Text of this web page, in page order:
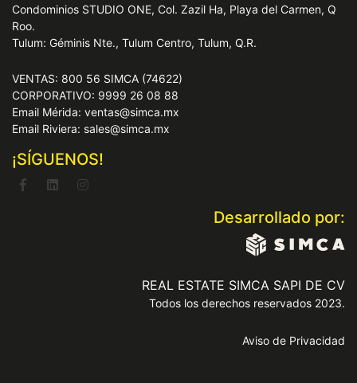
Condominios STUDIO ONE, Col. Zazil Ha, Playa del Carmen, Q
Roo.
Tulum: Géminis Nte., Tulum Centro, Tulum, Q.R.
VENTAS: 800 56 SIMCA (74622)
CORPORATIVO: 9999 26 08 88
Email Mérida: ventas@simca.mx
Email Riviera: sales@simca.mx
¡SÍGUENOS!
Desarrollado por:
REAL ESTATE SIMCA SAPI DE CV
Todos los derechos reservados 2023.
Aviso de Privacidad